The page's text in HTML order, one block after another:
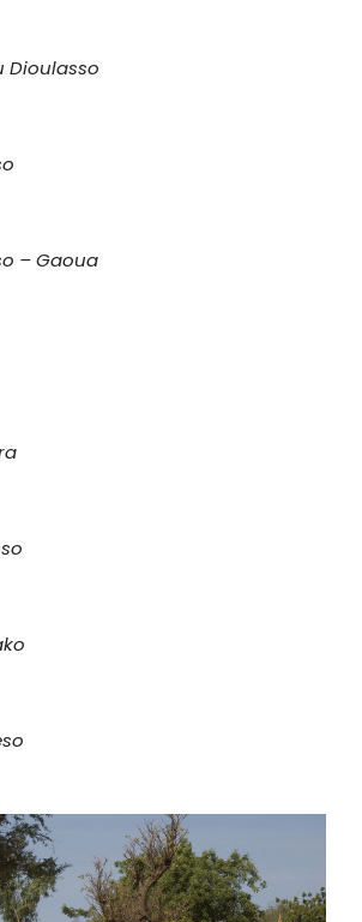
Dioulasso
– Gaoua